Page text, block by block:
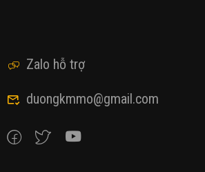
Zalo hỗ trợ
duongkmmo@gmail.com